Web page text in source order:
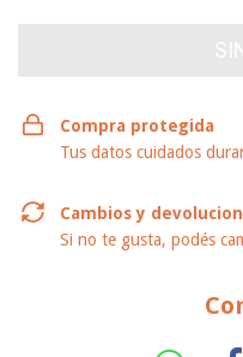
Compra protegida
Tus datos cuidados
Cambios y
Si no te gusta, podés